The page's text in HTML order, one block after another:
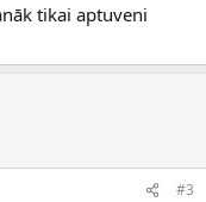
tikai aptuveni
#3